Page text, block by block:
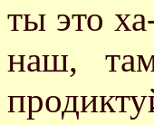
ты это
наш,